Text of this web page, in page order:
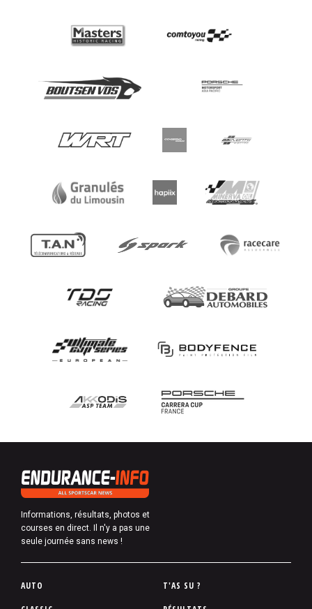
Informations, résultats, photos et
courses en direct. Il n'y a pas une
seule journée sans news !
P
AUTO
T'AS SU ?